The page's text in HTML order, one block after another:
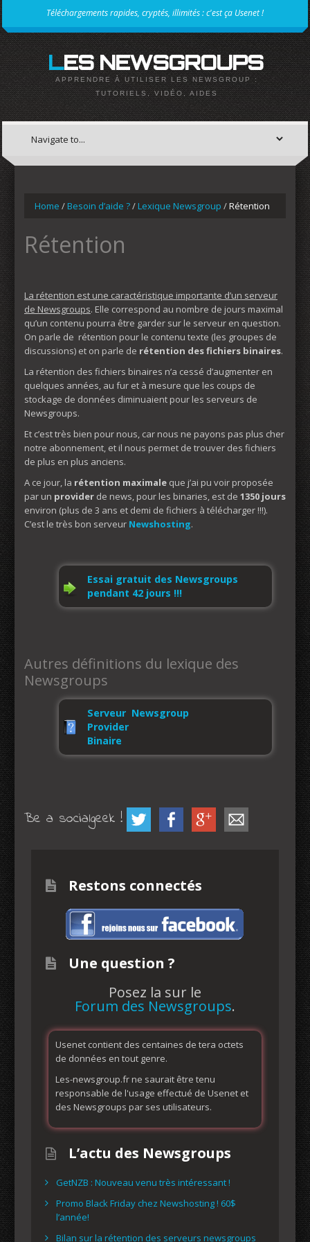
Téléchargements rapides, cryptés, illimités : c'est ça Usenet !
LES NEWSGROUPS
APPRENDRE À UTILISER LES NEWSGROUP :
TUTORIELS, VIDÉO, AIDES
Home /Besoin d’aide ?/Lexique Newsgroup /Rétention
Rétention
La rétention est une caractéristique importante d’un serveur
de Newsgroups. Elle correspond au nombre de jours maximal
qu’un contenu pourra être garder sur le serveur en question.
On parle de rétention pour le contenu texte (les groupes de
discussions) et on parle de rétention des fichiers binaires.
La rétention des fichiers binaires n’a cessé d’augmenter en
quelques années, au fur et à mesure que les coups de
stockage de données diminuaient pour les serveurs de
Newsgroups.
Et c’est très bien pour nous, car nous ne payons pas plus cher
notre abonnement, et il nous permet de trouver des fichiers
de plus en plus anciens.
A ce jour, la rétention maximale que j’ai pu voir proposée
par un provider de news, pour les binaries, est de 1350 jours
environ (plus de 3 ans et demi de fichiers à télécharger !!!).
C’est le très bon serveur Newshosting.
Essai gratuit des Newsgroups
pendant 42 jours !!!
Autres définitions du lexique des
Newsgroups
Serveur Newsgroup
Provider
Binaire
Be a socialgeek !
Restons connectés
Une question ?
Posez la sur le
Forum des Newsgroups.
Usenet contient des centaines de tera octets
de données en tout genre.
Les-newsgroup.fr ne saurait être tenu
responsable de l'usage effectué de Usenet et
des Newsgroups par ses utilisateurs.
L’actu des Newsgroups
GetNZB : Nouveau venu très intéressant !
Promo Black Friday chez Newshosting ! 60$
l’année!
Bilan sur la rétention des serveurs newsgroups